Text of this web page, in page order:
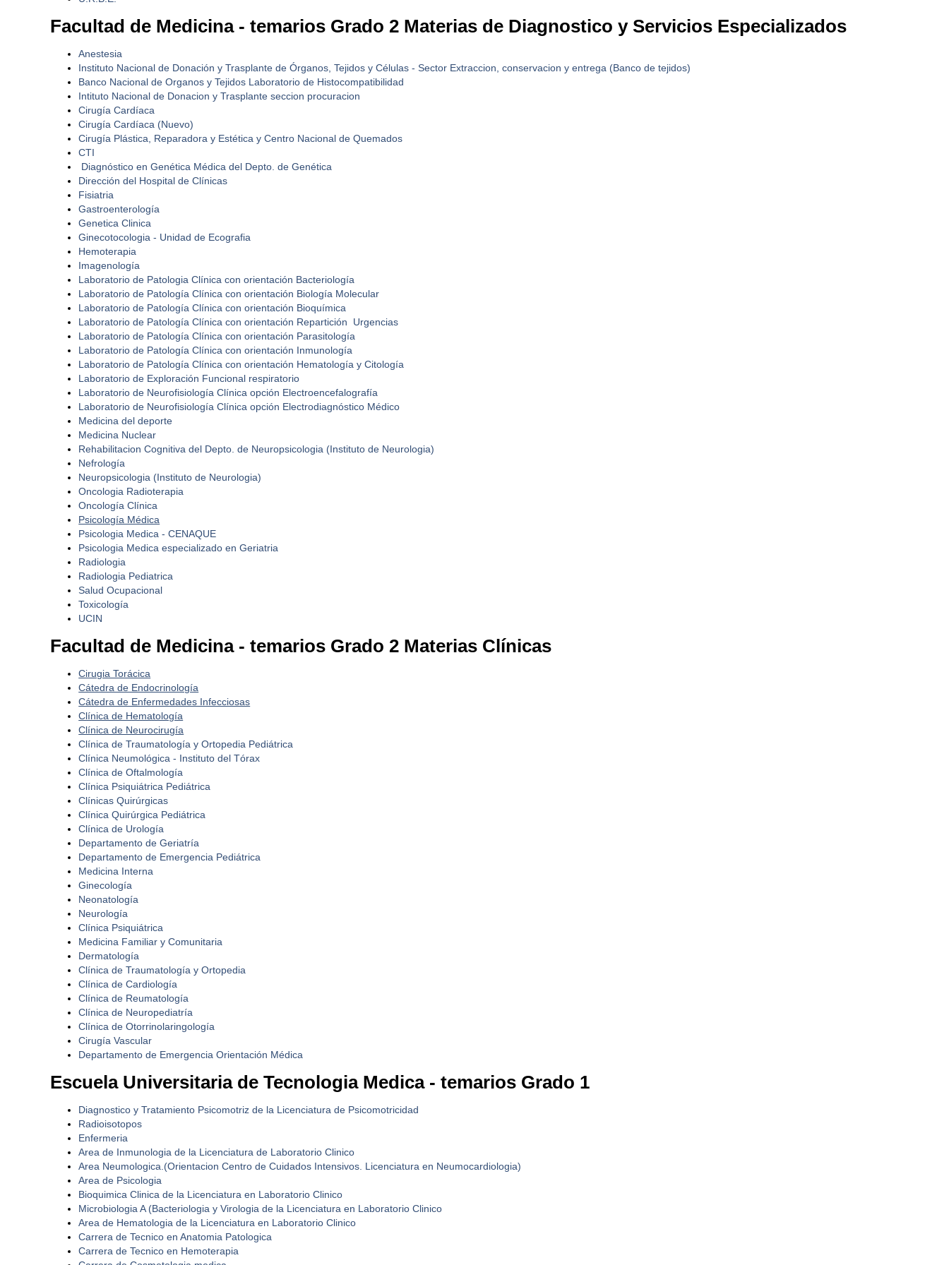
Facultad de Medicina - temarios Grado 2 Materias de Diagnostico y Servicios Especializados
Anestesia
Instituto Nacional de Donación y Trasplante de Órganos, Tejidos y Células - Sector Extraccion, conservacion y entrega (Banco de tejidos)
Banco Nacional de Organos y Tejidos Laboratorio de Histocompatibilidad
Intituto Nacional de Donacion y Trasplante seccion procuracion
Cirugía Cardíaca
Cirugía Cardíaca (Nuevo)
Cirugía Plástica, Reparadora y Estética y Centro Nacional de Quemados
CTI
Diagnóstico en Genética Médica del Depto. de Genética
Dirección del Hospital de Clínicas
Fisiatria
Gastroenterología
Genetica Clinica
Ginecotocologia - Unidad de Ecografia
Hemoterapia
Imagenología
Laboratorio de Patologia Clínica con orientación Bacteriología
Laboratorio de Patología Clínica con orientación Biología Molecular
Laboratorio de Patología Clínica con orientación Bioquímica
Laboratorio de Patología Clínica con orientación Repartición Urgencias
Laboratorio de Patología Clínica con orientación Parasitología
Laboratorio de Patología Clínica con orientación Inmunología
Laboratorio de Patología Clínica con orientación Hematología y Citología
Laboratorio de Exploración Funcional respiratorio
Laboratorio de Neurofisiología Clínica opción Electroencefalografía
Laboratorio de Neurofisiología Clínica opción Electrodiagnóstico Médico
Medicina del deporte
Medicina Nuclear
Rehabilitacion Cognitiva del Depto. de Neuropsicologia (Instituto de Neurologia)
Nefrología
Neuropsicologia (Instituto de Neurologia)
Oncologia Radioterapia
Oncología Clínica
Psicología Médica
Psicologia Medica - CENAQUE
Psicologia Medica especializado en Geriatria
Radiologia
Radiologia Pediatrica
Salud Ocupacional
Toxicología
UCIN
Facultad de Medicina - temarios Grado 2 Materias Clínicas
Cirugia Torácica
Cátedra de Endocrinología
Cátedra de Enfermedades Infecciosas
Clínica de Hematología
Clínica de Neurocirugía
Clínica de Traumatología y Ortopedia Pediátrica
Clínica Neumológica - Instituto del Tórax
Clínica de Oftalmología
Clínica Psiquiátrica Pediátrica
Clínicas Quirúrgicas
Clínica Quirúrgica Pediátrica
Clínica de Urología
Departamento de Geriatría
Departamento de Emergencia Pediátrica
Medicina Interna
Ginecología
Neonatología
Neurología
Clínica Psiquiátrica
Medicina Familiar y Comunitaria
Dermatología
Clínica de Traumatología y Ortopedia
Clínica de Cardiología
Clínica de Reumatología
Clínica de Neuropediatría
Clínica de Otorrinolaringología
Cirugía Vascular
Departamento de Emergencia Orientación Médica
Escuela Universitaria de Tecnologia Medica - temarios Grado 1
Diagnostico y Tratamiento Psicomotriz de la Licenciatura de Psicomotricidad
Radioisotopos
Enfermeria
Area de Inmunologia de la Licenciatura de Laboratorio Clinico
Area Neumologica.(Orientacion Centro de Cuidados Intensivos. Licenciatura en Neumocardiologia)
Area de Psicologia
Bioquimica Clinica de la Licenciatura en Laboratorio Clinico
Microbiologia A (Bacteriologia y Virologia de la Licenciatura en Laboratorio Clinico
Area de Hematologia de la Licenciatura en Laboratorio Clinico
Carrera de Tecnico en Anatomia Patologica
Carrera de Tecnico en Hemoterapia